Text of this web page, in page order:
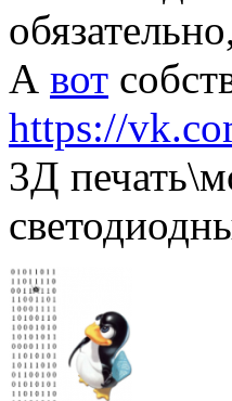
А вот
https://
3Д